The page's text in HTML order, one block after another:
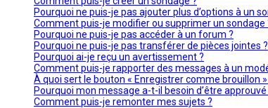
Pourquoi ne puis-je pas ajouter plus d’options à un
Comment puis-je modifier ou supprimer un sondage
Pourquoi ne puis-je pas accéder à un forum ?
Pourquoi ne puis-je pas transférer de pièces jointes ?
Pourquoi ai-je reçu un avertissement ?
Comment puis-je rapporter des messages à un
À quoi sert le bouton « Enregistrer comme brouillon
Pourquoi mon message a-t-il besoin d’être approuvé
Comment puis-je remonter mes sujets ?